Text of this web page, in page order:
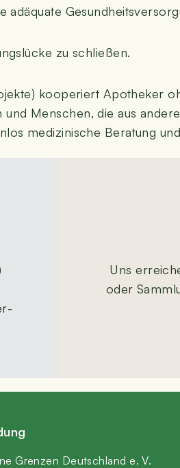
zu schließen.
koope­riert Apo­the­ker
Men­schen, die aus
medi­zi­ni­sche Bera­tung
Uns
oder
Gren­zen Deutsch­land e. V.